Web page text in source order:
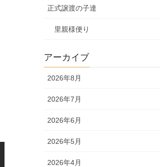
正式譲渡の子達
里親様便り
アーカイブ
2026年8月
2026年7月
2026年6月
2026年5月
2026年4月